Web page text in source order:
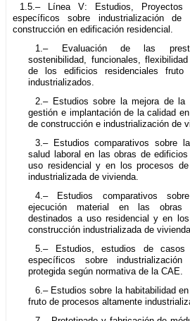
1.5.– Línea V: Estudios, Proyectos
específicos sobre industrialización de
construcción en edificación residencial.
1.– Evaluación de las
sostenibilidad, funcionales,
de los edificios residenciales fruto
industrializados.
2.– Estudios sobre la mejora de la
gestión e implantación de la calidad
de construcción e industrialización de
3.– Estudios comparativos sobre
salud laboral en las obras de
uso residencial y en los procesos de
industrializada de vivienda.
4.– Estudios comparativos
ejecución material en las obras
destinados a uso residencial y en
construcción industrializada de vivienda.
5.– Estudios, estudios de casos
específicos sobre
protegida según normativa de la CAE.
6.– Estudios sobre la habitabilidad
fruto de procesos altamente